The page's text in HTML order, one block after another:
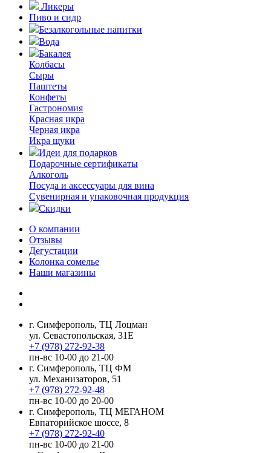
Ликеры
Пиво и сидр
Безалкогольные напитки
Вода
Бакалея
Колбасы
Сыры
Паштеты
Конфеты
Гастрономия
Красная икра
Черная икра
Икра щуки
Идеи для подарков
Подарочные сертификаты
Алкоголь
Посуда и аксессуары для вина
Сувенирная и упаковочная продукция
Скидки
О компании
Отзывы
Дегустации
Колонка сомелье
Наши магазины
г. Симферополь, ТЦ Лоцман
ул. Севастопольская, 31Е
+7 (978) 272-92-38
пн-вс 10-00 до 21-00
г. Симферополь, ТЦ ФМ
ул. Механизаторов, 51
+7 (978) 272-92-48
пн-вс 10-00 до 20-00
г. Симферополь, ТЦ МЕГАНОМ
Евпаторийское шоссе, 8
+7 (978) 272-92-40
пн-вс 10-00 до 21-00